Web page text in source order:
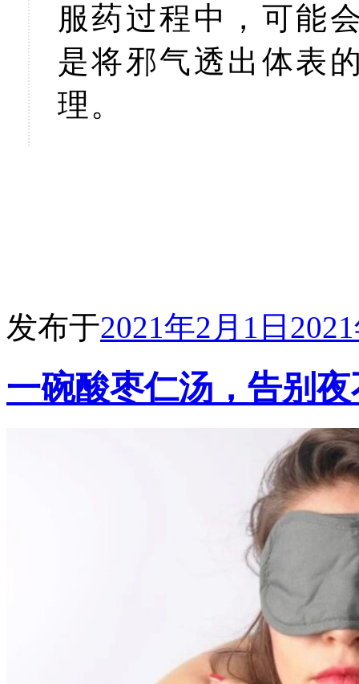
服药过程中，可能
是将邪气透出体表
理。
发布于2021年2月1日
一碗酸枣仁汤，告别